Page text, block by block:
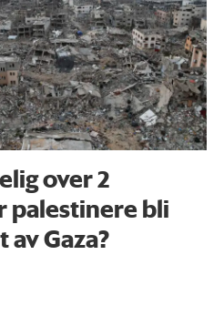
over 2
palestinere bli
Gaza?